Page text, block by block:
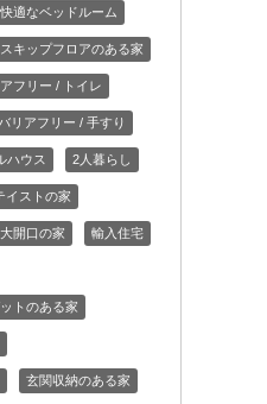
快適なベッドルーム
スキップフロアのある家
フリー / トイレ
バリアフリー / 手すり
ハウス 2人暮らし
イストの家
大開口の家 輸入住宅
トのある家
玄関収納のある家